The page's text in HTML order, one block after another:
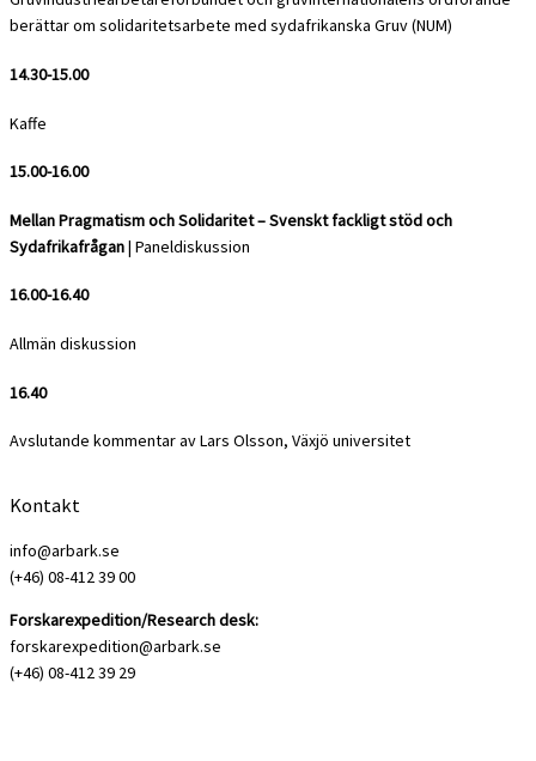
berättar om solidaritetsarbete med sydafrikanska Gruv (NUM)
14.30-15.00
Kaffe
15.00-16.00
Mellan Pragmatism och Solidaritet – Svenskt fackligt stöd och
Sydafrikafrågan| Paneldiskussion
16.00-16.40
Allmän diskussion
16.40
Avslutande kommentar av Lars Olsson, Växjö universitet
Kontakt
info@arbark.se
(+46) 08-412 39 00
Forskarexpedition/Research desk:
forskarexpedition@arbark.se
(+46) 08-412 39 29